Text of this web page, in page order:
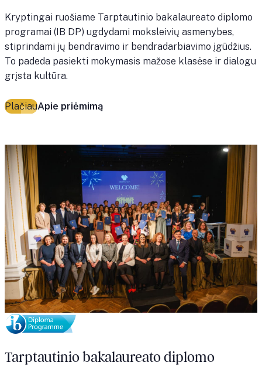
Kryptingai ruošiame Tarptautinio bakalaureato diplomo
programai (IB DP) ugdydami moksleivių asmenybes,
stiprindami jų bendravimo ir bendradarbiavimo įgūdžius.
To padeda pasiekti mokymasis mažose klasėse ir dialogu
grįsta kultūra.
PlačiauApie priėmimą
Tarptautinio bakalaureato diplomo